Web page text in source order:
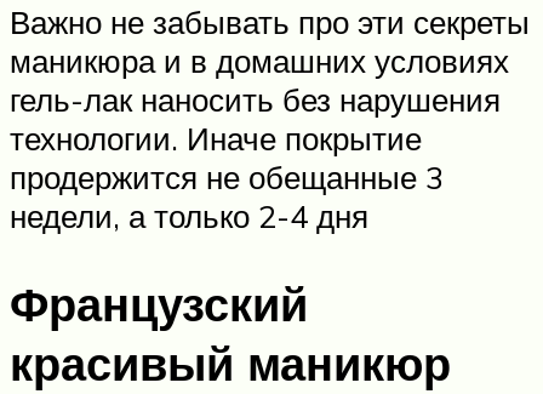
Важно не забывать про эти секреты
маникюра и в домашних условиях
гель-лак наносить без нарушения
технологии. Иначе покрытие
продержится не обещанные 3
недели, а только 2-4 дня
Французский
красивый маникюр